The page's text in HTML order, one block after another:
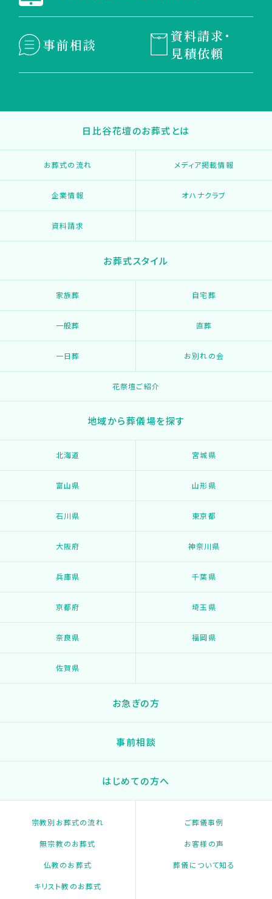
事前相談
資料請求・
見積依頼
日比谷花壇のお葬式とは
お葬式の流れ メディア掲載情報
企業情報 オハナクラブ
資料請求
お葬式スタイル
家族葬 自宅葬
一般葬 直葬
一日葬 お別れの会
花祭壇ご紹介
地域から葬儀場を探す
北海道 宮城県
富山県 山形県
石川県 東京都
大阪府 神奈川県
兵庫県 千葉県
京都府 埼玉県
奈良県 福岡県
佐賀県
お急ぎの方
事前相談
はじめての方へ
宗教別お葬式の流れ
無宗教のお葬式
仏教のお葬式
キリスト教のお葬式
ご葬儀事例
お客様の声
葬儀について知る